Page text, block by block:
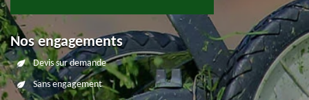
Nos engagements
Devis sur demande
Sans engagement